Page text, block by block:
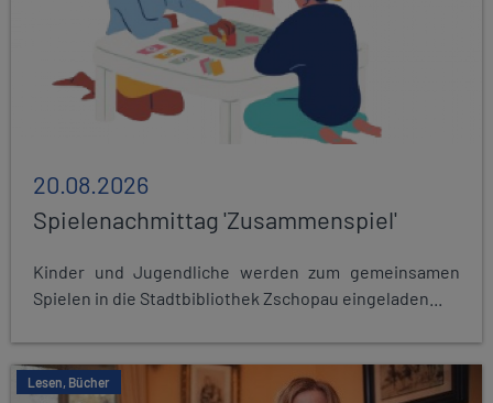
20.08.2026
Spielenachmittag 'Zusammenspiel'
Kinder und Jugendliche werden zum gemeinsamen
Spielen in die Stadtbibliothek Zschopau eingeladen...
Lesen, Bücher